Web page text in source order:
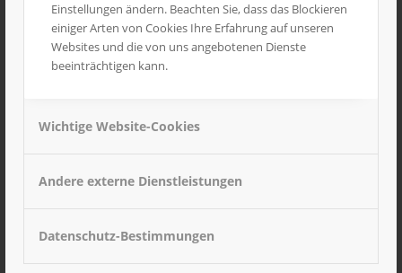
Einstellungen ändern. Beachten Sie, dass das Blockieren
einiger Arten von Cookies Ihre Erfahrung auf unseren
Websites und die von uns angebotenen Dienste
beeinträchtigen kann.
Wichtige Website-Cookies
Andere externe Dienstleistungen
Datenschutz-Bestimmungen
Tiefbett für Achslinien (Basismodul)
12,90€ inkl. MwSt